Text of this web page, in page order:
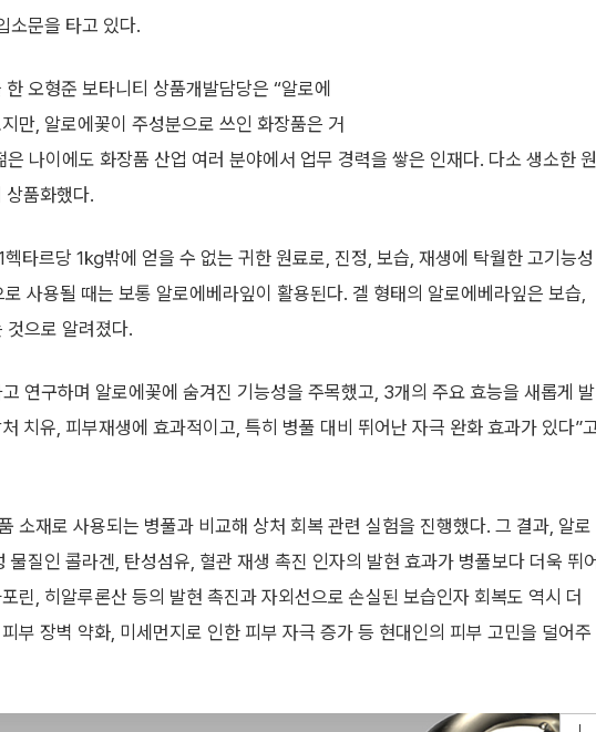
소문을 타고 있다.
오형준 보타니티 상품개발담당은 “알로에
만, 알로에꽃이 주성분으로 쓰인 화장품은 거
나이에도 화장품 산업 여러 분야에서 업무 경력을 쌓은 인재다. 다소 생소한 원
상품화했다.
타르당 1㎏밖에 얻을 수 없는 귀한 원료로, 진정, 보습, 재생에 탁월한 고기능성
사용될 때는 보통 알로에베라잎이 활용된다. 겔 형태의 알로에베라잎은 보습,
것으로 알려졌다.
연구하며 알로에꽃에 숨겨진 기능성을 주목했고, 3개의 주요 효능을 새롭게 발
치유, 피부재생에 효과적이고, 특히 병풀 대비 뛰어난 자극 완화 효과가 있다”
소재로 사용되는 병풀과 비교해 상처 회복 관련 실험을 진행했다. 그 결과, 알로
물질인 콜라겐, 탄성섬유, 혈관 재생 촉진 인자의 발현 효과가 병풀보다 더욱 뛰어
린, 히알루론산 등의 발현 촉진과 자외선으로 손실된 보습인자 회복도 역시 더
부 장벽 약화, 미세먼지로 인한 피부 자극 증가 등 현대인의 피부 고민을 덜어주